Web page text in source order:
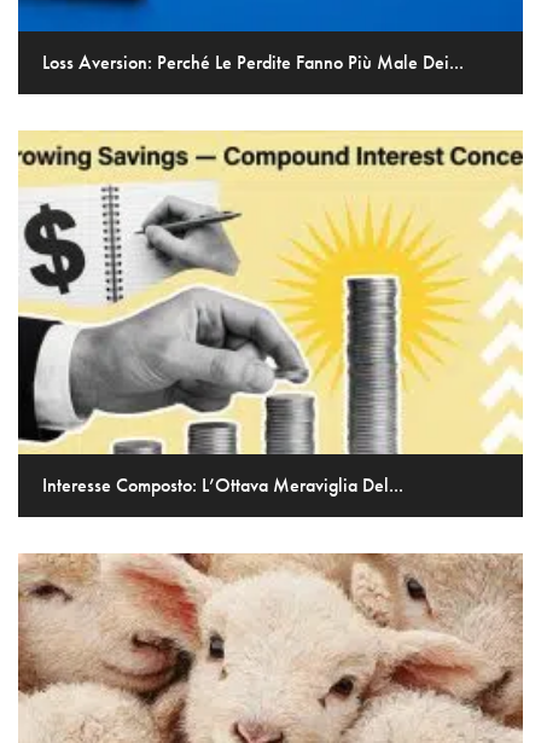
Loss Aversion: Perché Le Perdite Fanno Più Male Dei...
Interesse Composto: L’Ottava Meraviglia Del...